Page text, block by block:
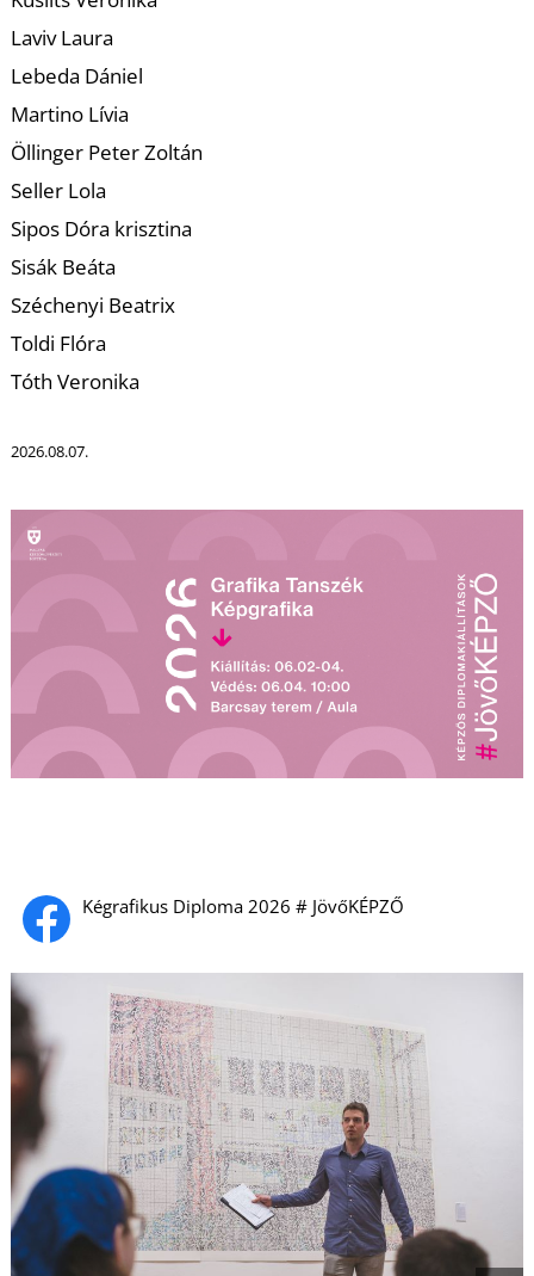
Kégrafikus Diploma 2026 # JövőKÉPZŐ
Laviv Laura
Lebeda Dániel
Martino Lívia
Öllinger Peter Zoltán
Seller Lola
Sipos Dóra krisztina
Sisák Beáta
Széchenyi Beatrix
Toldi Flóra
Tóth Veronika
2026.08.07.